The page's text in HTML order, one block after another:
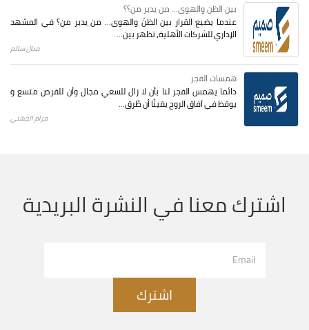
بين الظن والهوى... من يدير من؟؟
عندما يضيع القرار بين الظنّ والهوى… من يدير من؟ في المشهد
الإداري للشركات الأهلية، تظهر بين...
منال سالم
همسات الفجر
دائما يهمس الفجر لنا بأن لا زال للسعي مجال وأن للفرص متسع و
يوقظ في آفاق الروح يقينًا أن طُرق...
مرام الجهني
اشترك معنا في النشرة البريدية
اشترك